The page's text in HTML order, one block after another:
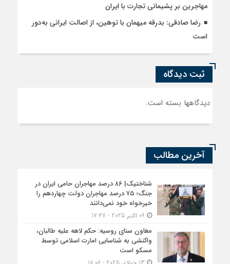
مهاجرین بر پشیمانی تجارت با ایران
رضا صادقی: بدرقه میهمان با توهین، از اصالت ایرانی به‌دور
است
ثبت دیدگاه
دیدگاهها بسته است.
آخرین مطالب
شناختیک| ۸۶ درصد مهاجران حامی ایران در
جنگ؛ ۷۵ درصد مهاجران دولت چهاردهم را
خیرخواه خود نمی‌دانند
معاون سنای روسیه: حکم لاهه علیه طالبان،
واکنشی به شناسایی امارت اسلامی توسط
مسکو است